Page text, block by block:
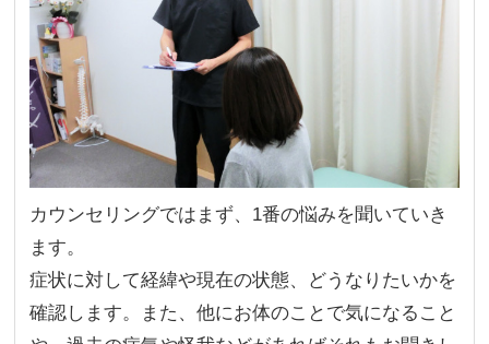
カウンセリングではまず、1番の悩みを聞いていき
ます。
症状に対して経緯や現在の状態、どうなりたいかを
確認します。また、他にお体のことで気になること